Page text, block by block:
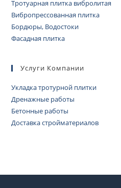
Тротуарная плитка вибролитая
Вибропрессованная плитка
Бордюры, Водостоки
Фасадная плитка
Услуги Компании
Укладка тротурной плитки
Дренажные работы
Бетонные работы
Доставка стройматериалов